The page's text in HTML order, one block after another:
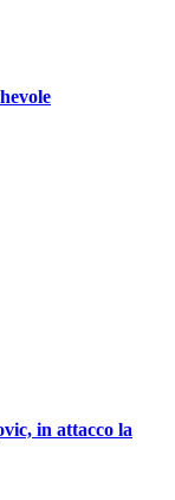
in attacco la